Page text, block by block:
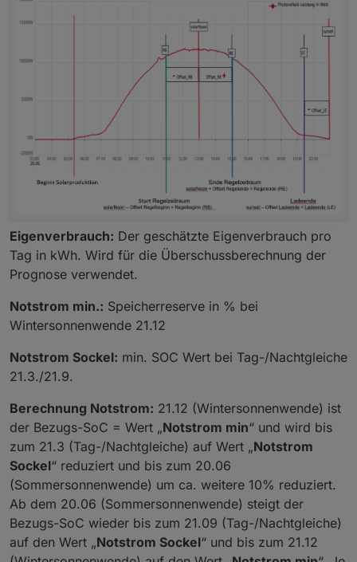
Eigenverbrauch: Der geschätzte Eigenverbrauch pro
Tag in kWh. Wird für die Überschussberechnung der
Prognose verwendet.
Notstrom min.: Speicherreserve in % bei
Wintersonnenwende 21.12
Notstrom Sockel: min. SOC Wert bei Tag-/Nachtgleiche
21.3./21.9.
Berechnung Notstrom: 21.12 (Wintersonnenwende) ist
der Bezugs-SoC = Wert „Notstrom min“ und wird bis
zum 21.3 (Tag-/Nachtgleiche) auf Wert „Notstrom
Sockel“ reduziert und bis zum 20.06
(Sommersonnenwende) um ca. weitere 10% reduziert.
Ab dem 20.06 (Sommersonnenwende) steigt der
Bezugs-SoC wieder bis zum 21.09 (Tag-/Nachtgleiche)
auf den Wert „Notstrom Sockel“ und bis zum 21.12